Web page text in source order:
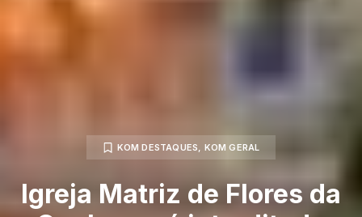
KOM DESTAQUES, KOM GERAL
Igreja Matriz de Flores da